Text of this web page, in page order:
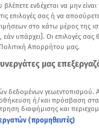
Παλαιστίνιου στην Κρήτη
Add
βλέπετε ενδέχεται να μην
τις επιλογές σας ή να
στο κάτω μέρος της
εάν υπάρχει]. Οι επιλογές
Απορρήτου μας.
μας
δεδομένων γεωεντοπισμού.
ή/και πρόσβαση στα
διαφήμισης και
(προμηθευτές)